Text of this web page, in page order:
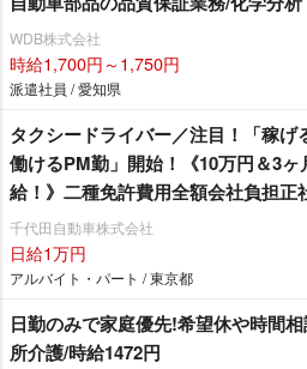
WDB株式会社
時給1,700円～1,750円
派遣社員 / 愛知県
タクシードライバー／注目！「稼
働けるPM勤」開始！《10万円＆3
給！》二種免許費用全額会社負担正
成・研修期間中1日10,000円支給ノ
仕事ができます♪高待遇でアットホ
ますので女性へのサポートも万全！
千代田自動車株式会社
日給1万円
アルバイト・パート / 東京都
日勤のみで家庭優先!希望休や時間
所介護/時給1472円